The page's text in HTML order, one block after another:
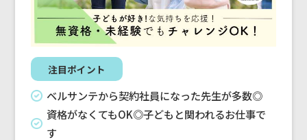
注目ポイント
ベルサンテから契約社員になった先生が多数◎
資格がなくてもOK◎子どもと関われるお仕事で
す